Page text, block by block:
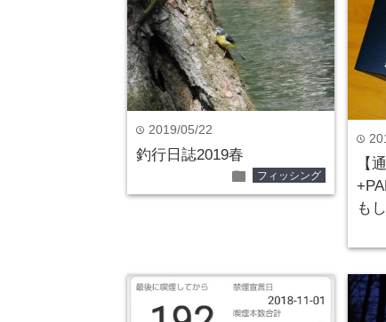
time 2019/05/22
釣行日誌2019春
folder フィッシング
time
【
も